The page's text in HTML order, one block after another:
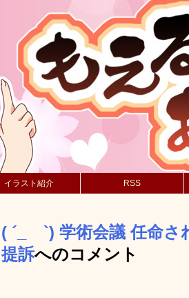
イラスト紹介 RSS
( ´_ゝ`) 学術会議 任命
提訴へのコメント